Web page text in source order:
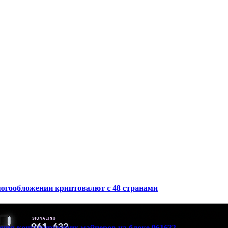
криптовалют с 48 странами